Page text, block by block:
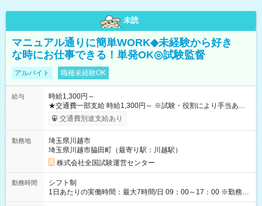
未読
マニュアル通りに簡単WORK◆未経験から好き
な時にお仕事できる！単発OK◎試験監督
アルバイト 職種未経験OK
給与
時給1,300円～
★交通費一部支給 時給1,300円～ ※試験・役割により手当あり
※勤務回数により昇給あり 【即給（前払い）オプションあ
り！】 希望される場合、勤務から1週間ほどで給与の一部を受け
例】 ・河合塾模擬試験 8:30～17:30（休憩1時間） 時給1,300円
×8時間＝日収10,400円＋交通費 ※当日の役割により時給＋100
円の場合あり ・国家試験 7:00～13:30（休憩なし） 時給1,300
円（役割手当＋100円）×6時間＝日収8,400円＋交通費 【試用期
間】試用期間なし
交通費別途支給あり
勤務地
埼玉県川越市
埼玉県川越市脇田町（最寄り駅：川越駅）
株式会社全国試験運営センター
勤務時間
シフト制
1日あたりの実働時間：最大7時間/日 09：00～17：00 ※勤務時
間は 試験により異なります。